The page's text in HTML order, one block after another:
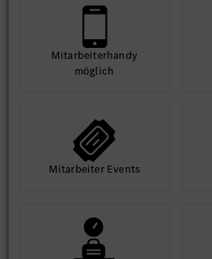
Mit­arbeiter­handy
möglich
Mit­arbeiter Events